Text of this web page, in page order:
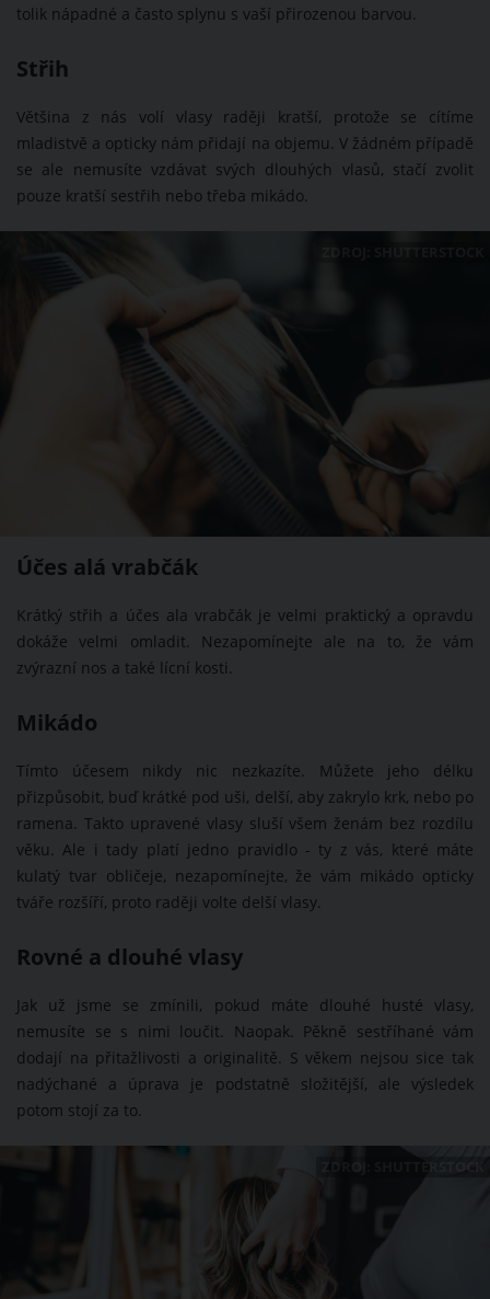
tolik nápadné a často splynu s vaší přirozenou barvou.
Střih
Většina z nás volí vlasy raději kratší, protože se cítíme
mladistvě a opticky nám přidají na objemu. V žádném případě
se ale nemusíte vzdávat svých dlouhých vlasů, stačí zvolit
pouze kratší sestřih nebo třeba mikádo.
Účes alá vrabčák
Krátký střih a účes ala vrabčák je velmi praktický a opravdu
dokáže velmi omladit. Nezapomínejte ale na to, že vám
zvýrazní nos a také lícní kosti.
Mikádo
Tímto účesem nikdy nic nezkazíte. Můžete jeho délku
přizpůsobit, buď krátké pod uši, delší, aby zakrylo krk, nebo po
ramena. Takto upravené vlasy sluší všem ženám bez rozdílu
věku. Ale i tady platí jedno pravidlo - ty z vás, které máte
kulatý tvar obličeje, nezapomínejte, že vám mikádo opticky
tváře rozšíří, proto raději volte delší vlasy.
Rovné a dlouhé vlasy
Jak už jsme se zmínili, pokud máte dlouhé husté vlasy,
nemusíte se s nimi loučit. Naopak. Pěkně sestříhané vám
dodají na přitažlivosti a originalitě. S věkem nejsou sice tak
nadýchané a úprava je podstatně složitější, ale výsledek
potom stojí za to.